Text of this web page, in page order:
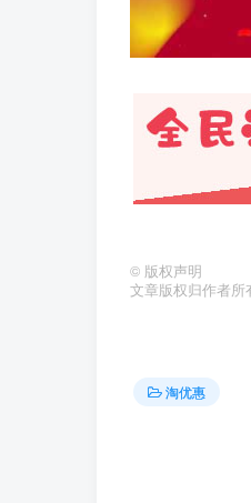
© 版权声明
文章版权归作者所
淘优惠